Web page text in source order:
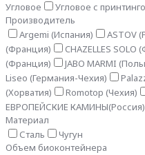
Угловое
Угловое с
Производитель
Argemi (Испания)
ASTOV
(Франция)
CHAZELLES SOLO
(Франция)
JABO MARMI
Liseo (Германия-Чехия)
(Хорватия)
Romotop (Чехия)
ЕВРОПЕЙСКИЕ КАМИНЫ(Россия)
Материал
Сталь
Чугун
Объем биоконтейнера